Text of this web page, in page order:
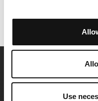
Use
OpenRunner